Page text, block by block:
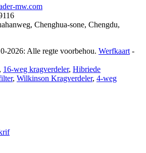
mw.com
Chenghua-sone, Chengdu,
2026: Alle regte voorbehou. Werfkaart -
16-weg kragverdeler, Hibriede
, Wilkinson Kragverdeler, 4-weg